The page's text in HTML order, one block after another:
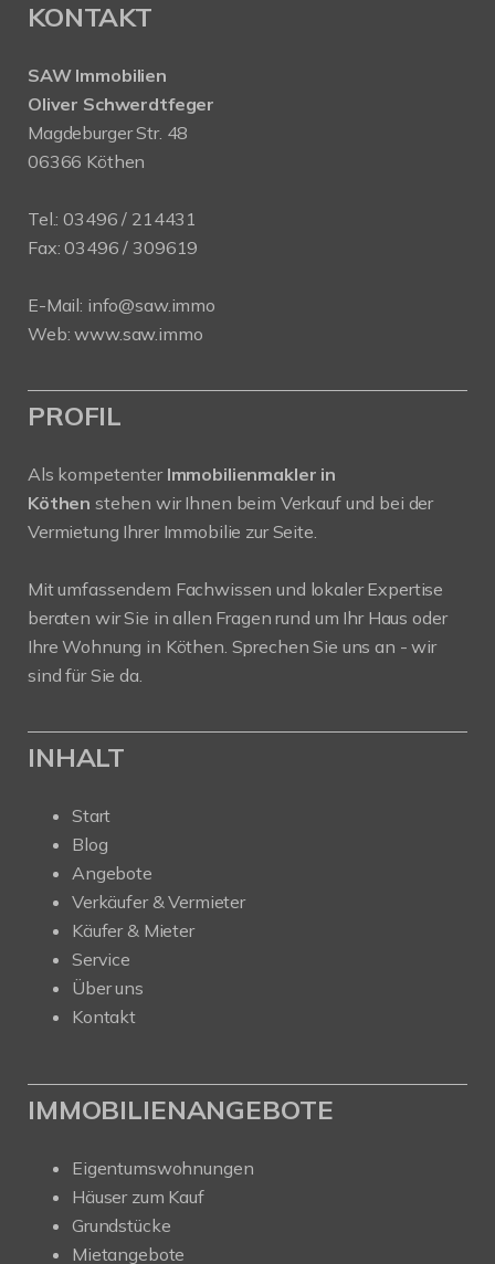
KONTAKT
SAW Immobilien
Oliver Schwerdtfeger
Magdeburger Str. 48
06366 Köthen
Tel.:03496 / 214431
Fax: 03496 / 309619
E-Mail: info@saw.immo
Web:www.saw.immo
PROFIL
Als kompetenter Immobilienmakler in
Köthen stehen wir Ihnen beim Verkauf und bei der
Vermietung Ihrer Immobilie zur Seite.
Mit umfassendem Fachwissen und lokaler Expertise
beraten wir Sie in allen Fragen rund um Ihr Haus oder
Ihre Wohnung in Köthen. Sprechen Sie uns an - wir
sind für Sie da.
INHALT
Start
Blog
Angebote
Verkäufer & Vermieter
Käufer & Mieter
Service
Über uns
Kontakt
IMMOBILIENANGEBOTE
Eigentumswohnungen
Häuser zum Kauf
Grundstücke
Mietangebote